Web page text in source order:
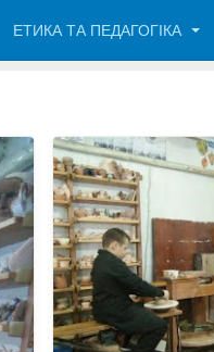
ЕТИКА ТА ПЕДАГОГІКА